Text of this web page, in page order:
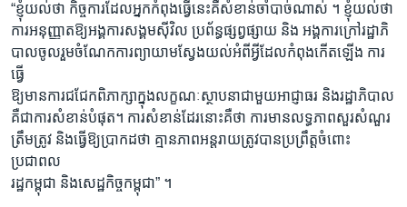
“ខ្ញុំយល់ថា កិច្ចការដែលអ្នកកំពុងធ្វើនេះគឺសំខាន់ចាំបាច់ណាស់ ។ ខ្ញុំយល់ថា
ការអនុញ្ញាតឱ្យអង្គការសង្គមស៊ីវិល ប្រព័ន្ធផ្សព្វផ្សាយ និង អង្គការក្រៅរដ្ឋាភិ
បាលចូលរួមចំណែកការព្យាយាមស្វែងយល់អំពីអ្វីដែលកំពុងកើតឡើង ការ
ធ្វើ
ឱ្យមានការជជែកពិភាក្សាក្នុងលក្ខណៈស្ថាបនាជាមួយអាជ្ញាធរ និងរដ្ឋាភិបាល
គឺជាការសំខាន់បំផុត។ ការសំខាន់ដែរនោះគឺថា ការមានលទ្ធភាពសួរសំណួរ
ត្រឹមត្រូវ និងធ្វើឱ្យប្រាកដថា គ្មានភាពអន្តរាយត្រូវបានប្រព្រឹត្តចំពោះ
ប្រជាពល
រដ្ឋកម្ពុជា និងសេដ្ឋកិច្ចកម្ពុជា” ។